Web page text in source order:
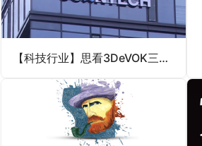
【科技行业】思看3DeVOK三维扫描仪GEO合作